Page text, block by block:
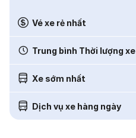
Vé xe rẻ nhất
Trung bình Thời lượng xe
Xe sớm nhất
Dịch vụ xe hàng ngày